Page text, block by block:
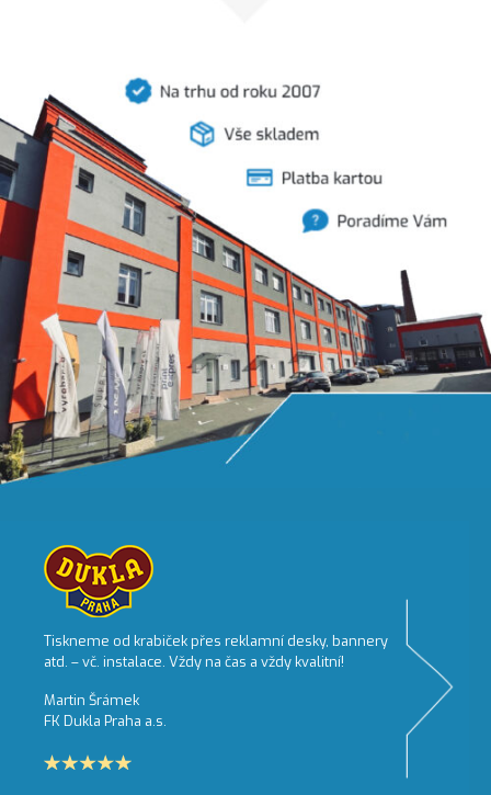
Tiskneme od krabiček přes reklamní desky, bannery
atd. – vč. instalace. Vždy na čas a vždy kvalitní!
Martin Šrámek
FK Dukla Praha a.s.